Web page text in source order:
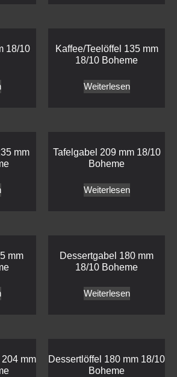
18/10
Kaffee/Teelöffel 135 mm
18/10 Boheme
Weiterlesen
mm
Tafelgabel 209 mm 18/10
Boheme
Weiterlesen
mm
Dessertgabel 180 mm
18/10 Boheme
Weiterlesen
mm
Dessertlöffel 180 mm 18/10
Boheme